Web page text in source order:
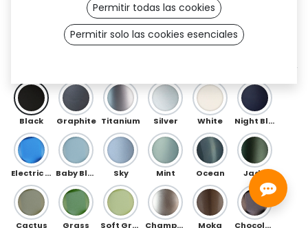
Galaxy (TF)
Black Graphite Titanium Silver White Night Blue
Electric Blue Baby Blue Sky Mint Ocean Jade
Cactus Grass Soft Green Champagne Moka Chocolate
Permitir todas las cookies
Permitir solo las cookies esenciales